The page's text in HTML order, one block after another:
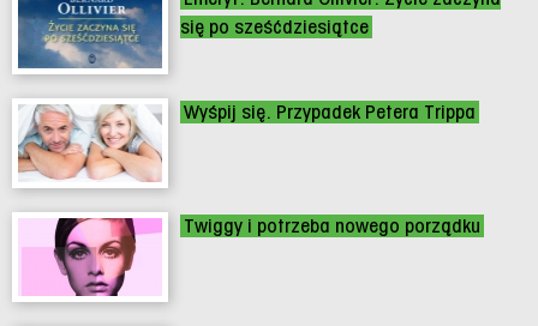
się po sześćdziesiątce
Wyśpij się. Przypadek Petera Trippa
Twiggy i potrzeba nowego porządku